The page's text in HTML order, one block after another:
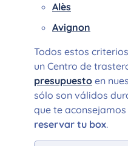
Alès
Avignon
Todos estos
un Centro de
presupuesto en
sólo son válidos
que te
reservar tu box.